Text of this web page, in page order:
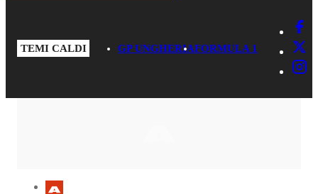
TEMI CALDI GP UNGHERIAFORMULA 1